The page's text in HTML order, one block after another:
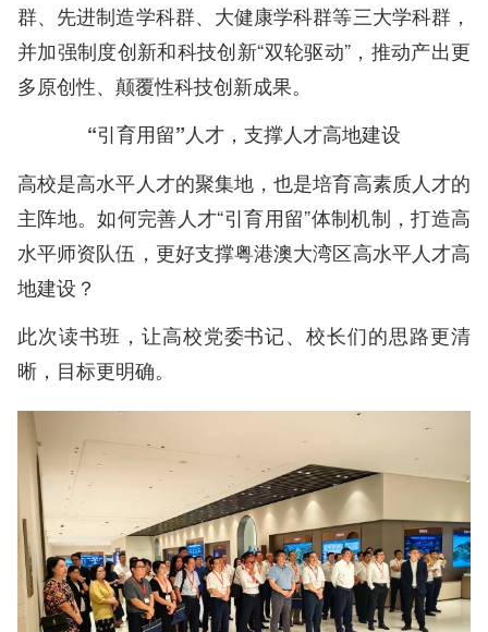
群、先进制造学科群、大健康学科群等三大学科群，
并加强制度创新和科技创新“双轮驱动”，推动产出更
多原创性、颠覆性科技创新成果。
“引育用留”人才，支撑人才高地建设
高校是高水平人才的聚集地，也是培育高素质人才的
主阵地。如何完善人才“引育用留”体制机制，打造高
水平师资队伍，更好支撑粤港澳大湾区高水平人才高
地建设？
此次读书班，让高校党委书记、校长们的思路更清
晰，目标更明确。